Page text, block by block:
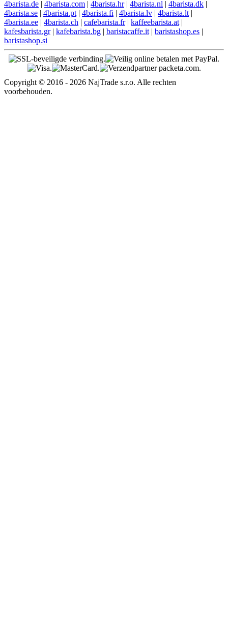
4barista.de | 4barista.com | 4barista.hr| 4barista.nl | 4barista.dk |
4barista.se | 4barista.pt | 4barista.fi | 4barista.lv | 4barista.lt |
4barista.ee | 4barista.ch | cafebarista.fr| kaffeebarista.at |
kafesbarista.gr| kafebarista.bg | baristacaffe.it | baristashop.es |
baristashop.si
Copyright © 2016 - 2026 NajTrade s.r.o. Alle rechten
voorbehouden.